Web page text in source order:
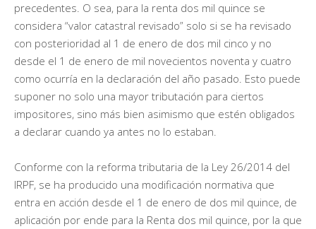
precedentes. O sea, para la renta dos mil quince se
considera “valor catastral revisado” solo si se ha revisado
con posterioridad al 1 de enero de dos mil cinco y no
desde el 1 de enero de mil novecientos noventa y cuatro
como ocurría en la declaración del año pasado. Esto puede
suponer no solo una mayor tributación para ciertos
impositores, sino más bien asimismo que estén obligados
a declarar cuando ya antes no lo estaban.
Conforme con la reforma tributaria de la Ley 26/2014 del
IRPF, se ha producido una modificación normativa que
entra en acción desde el 1 de enero de dos mil quince, de
aplicación por ende para la Renta dos mil quince, por la que